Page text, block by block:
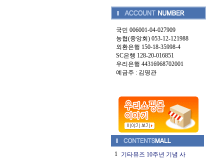
국민 006001-04-027909
농협(중앙회) 053-12-121988
외환은행 150-18-35998-4
SC은행 128-20-016851
우리은행 44316968702001
예금주 : 김명관
1 기타뮤즈 10주년 기념 사